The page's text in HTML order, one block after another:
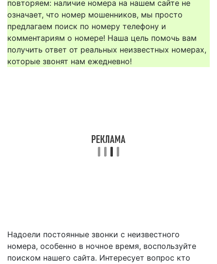
повторяем: наличие номера на нашем сайте не
означает, что номер мошенников, мы просто
предлагаем поиск по номеру телефону и
комментариям о номере! Наша цель помочь вам
получить ответ от реальных неизвестных номерах,
которые звонят нам ежедневно!
Надоели постоянные звонки с неизвестного
номера, особенно в ночное время, воспользуйте
поиском нашего сайта. Интересует вопрос кто